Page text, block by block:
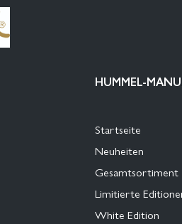
HUMMEL-
Startseite
Neuheiten
Gesamtsortiment
Limitierte
White Edition